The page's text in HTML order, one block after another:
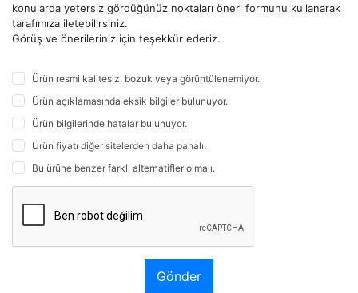
konularda yetersiz gördüğünüz noktaları öneri formunu kullanarak
tarafımıza iletebilirsiniz.
Görüş ve önerileriniz için teşekkür ederiz.
Ürün resmi kalitesiz, bozuk veya görüntülenemiyor.
Ürün açıklamasında eksik bilgiler bulunuyor.
Ürün bilgilerinde hatalar bulunuyor.
Ürün fiyatı diğer sitelerden daha pahalı.
Bu ürüne benzer farklı alternatifler olmalı.
Gönder